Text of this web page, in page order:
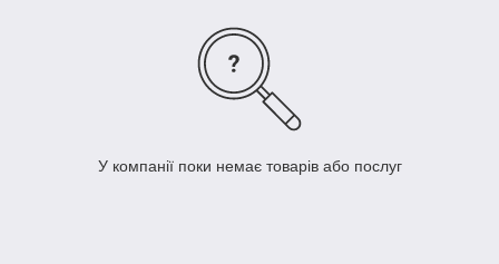
У компанії поки немає товарів або послуг